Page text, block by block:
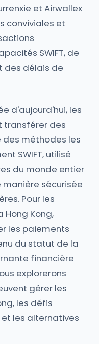
et Airwallex
conviviales et
SWIFT, de
des délais de
d'aujourd'hui, les
transférer des
des méthodes les
SWIFT, utilisé
du monde entier
sécurisée
Pour les
Hong Kong,
les paiements
du statut de la
financière
explorerons
gérer les
les défis
les alternatives